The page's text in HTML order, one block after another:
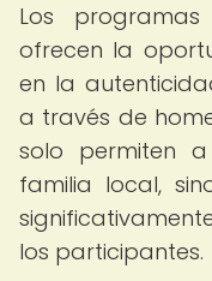
Los
ofrecen la
en la
a través de
solo permiten
familia local,
los participantes.